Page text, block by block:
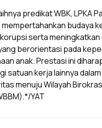
predikat WBK, LPKA
budaya
serta meningkatkan
berorientasi pada
anak. Prestasi ini
satuan kerja lainnya
menuju Wilayah
YAT